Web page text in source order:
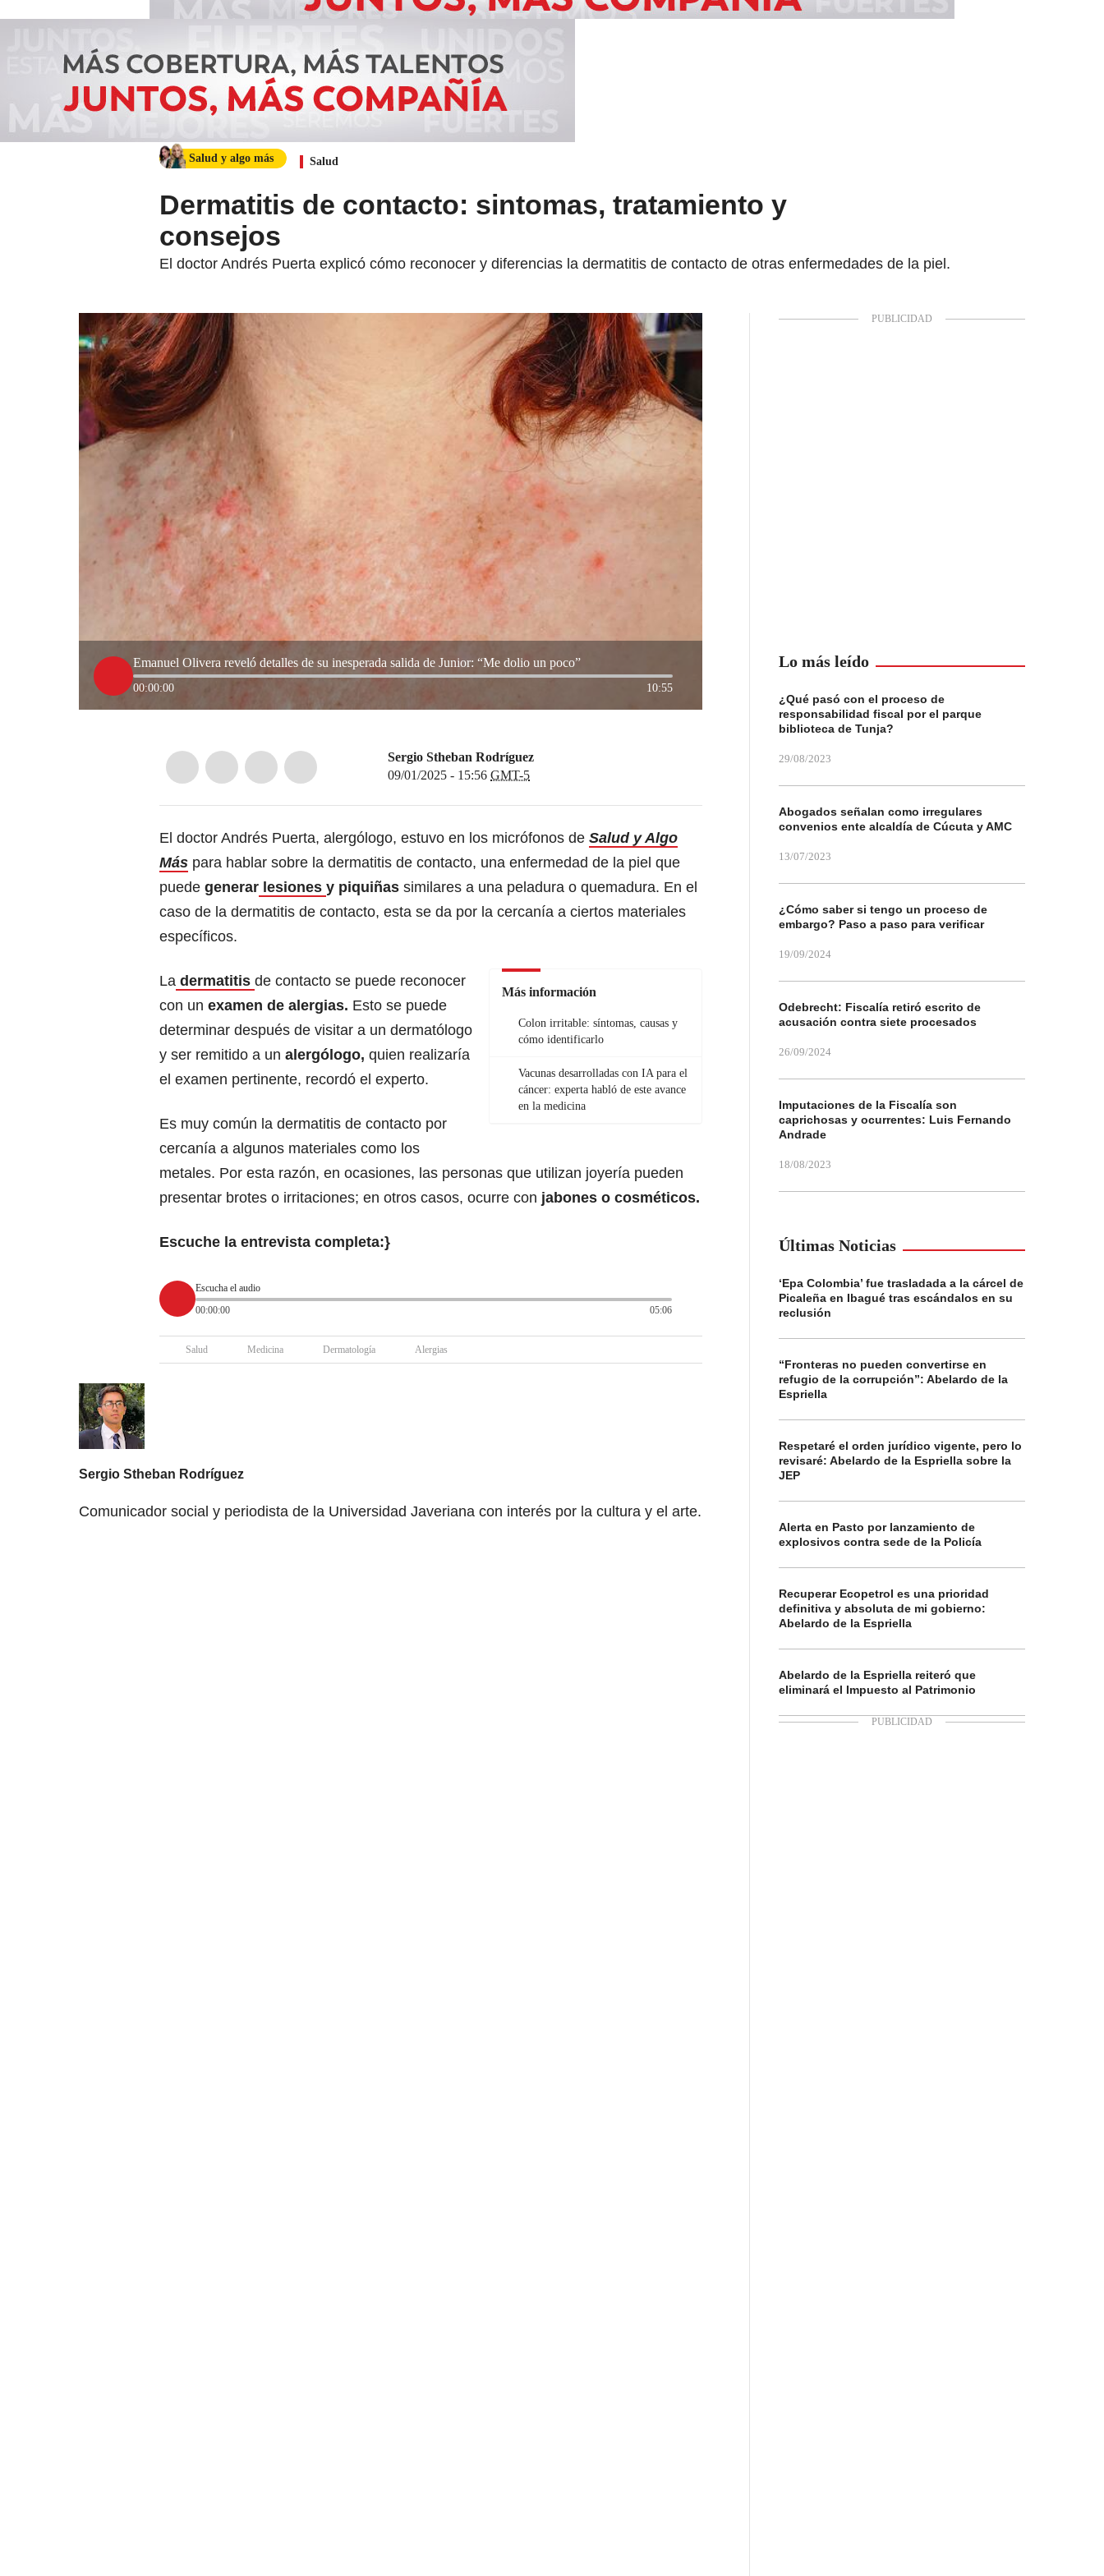
Salud y algo más Salud
Dermatitis de contacto: sintomas, tratamiento y
consejos
El doctor Andrés Puerta explicó cómo reconocer y diferencias la dermatitis de contacto de otras enfermedades de la piel.
Emanuel Olivera reveló detalles de su inesperada salida de Junior: “Me dolio un poco”
00:00:00 10:55
Sergio Stheban Rodríguez
09/01/2025 - 15:56 GMT-5
El doctor Andrés Puerta, alergólogo, estuvo en los micrófonos de Salud y Algo
Más para hablar sobre la dermatitis de contacto, una enfermedad de la piel que
puede generar lesiones y piquiñas similares a una peladura o quemadura. En el
caso de la dermatitis de contacto, esta se da por la cercanía a ciertos materiales
específicos.
Más información
Colon irritable: síntomas, causas y
cómo identificarlo
Vacunas desarrolladas con IA para el
cáncer: experta habló de este avance
en la medicina
La dermatitis de contacto se puede reconocer
con un examen de alergias. Esto se puede
determinar después de visitar a un dermatólogo
y ser remitido a un alergólogo, quien realizaría
el examen pertinente, recordó el experto.
Es muy común la dermatitis de contacto por
cercanía a algunos materiales como los
metales. Por esta razón, en ocasiones, las personas que utilizan joyería pueden
presentar brotes o irritaciones; en otros casos, ocurre con jabones o cosméticos.
Escuche la entrevista completa:}
Escucha el audio
00:00:00
05:06
Salud Medicina Dermatología Alergias
Sergio Stheban Rodríguez
Comunicador social y periodista de la Universidad Javeriana con interés por la cultura y el arte.
Lo más leído
¿Qué pasó con el proceso de
responsabilidad fiscal por el parque
biblioteca de Tunja?
29/08/2023
Abogados señalan como irregulares
convenios ente alcaldía de Cúcuta y AMC
13/07/2023
¿Cómo saber si tengo un proceso de
embargo? Paso a paso para verificar
19/09/2024
Odebrecht: Fiscalía retiró escrito de
acusación contra siete procesados
26/09/2024
Imputaciones de la Fiscalía son
caprichosas y ocurrentes: Luis Fernando
Andrade
18/08/2023
Últimas Noticias
‘Epa Colombia’ fue trasladada a la cárcel de
Picaleña en Ibagué tras escándalos en su
reclusión
“Fronteras no pueden convertirse en
refugio de la corrupción”: Abelardo de la
Espriella
Respetaré el orden jurídico vigente, pero lo
revisaré: Abelardo de la Espriella sobre la
JEP
Alerta en Pasto por lanzamiento de
explosivos contra sede de la Policía
Recuperar Ecopetrol es una prioridad
definitiva y absoluta de mi gobierno:
Abelardo de la Espriella
Abelardo de la Espriella reiteró que
eliminará el Impuesto al Patrimonio